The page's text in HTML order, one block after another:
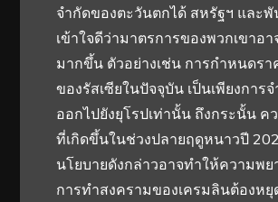
จำกัดของตะวันตกได้ สหรัฐฯ และ
เข้าใจดีว่ามาตรการของพวกเขาอา
มากขึ้น ตัวอย่างเช่น การกำหนดร
ของรัสเซียในปัจจุบัน เป็นเพียงการ
ออกไปยังยุโรปเท่านั้น ถึงกระนั้น ค
ที่เกิดขึ้นในช่วงปลายฤดูหนาวปี
นโยบายดังกล่าวอาจทำให้ความพย
การทำสงครามของเครมลินต้องหยุ